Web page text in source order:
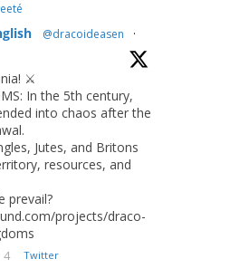
@dracoideasen
·
⚔️
In the 5th century,
into chaos after the
Jutes, and Britons
resources, and
prevail?
projects/draco-
4 Twitter